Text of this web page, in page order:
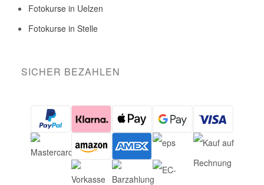
Fotokurse in Uelzen
Fotokurse in Stelle
SICHER BEZAHLEN